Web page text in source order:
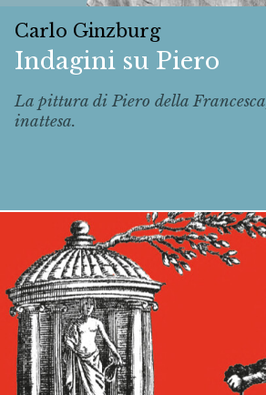
Carlo Ginzburg
Indagini su Piero
La pittura di Piero della
inattesa.